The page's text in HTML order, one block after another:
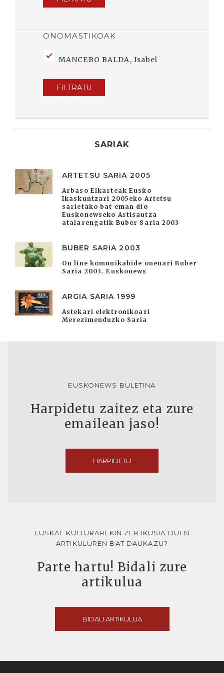
ONOMASTIKOAK
MANCEBO BALDA, Isabel
FILTRATU
SARIAK
ARTETSU SARIA 2005
Arbaso Elkarteak Eusko
Ikaskuntzari 2005eko Artetsu
sarietako bat eman dio
Euskonewseko Artisautza
atalarengatik Buber Saria 2003
BUBER SARIA 2003
On line komunikabide onenari Buber
Saria 2003. Euskonews
ARGIA SARIA 1999
Astekari elektronikoari
Merezimenduzko Saria
EUSKONEWS BULETINA
Harpidetu zaitez eta zure
emailean jaso!
HARPIDETU
EUSKAL KULTURAREKIN ZER IKUSIA DUEN
ARTIKULUREN BAT DAUKAZU?
Parte hartu! Bidali zure
artikulua
BIDALI ARTIKULUA